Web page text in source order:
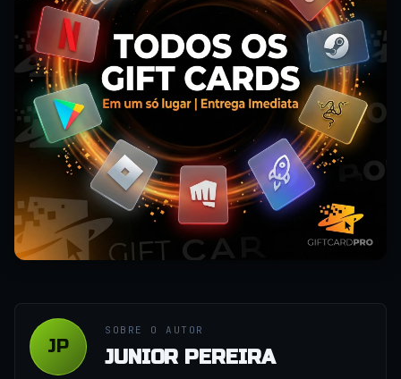
JP
SOBRE O AUTOR
JUNIOR PEREIRA